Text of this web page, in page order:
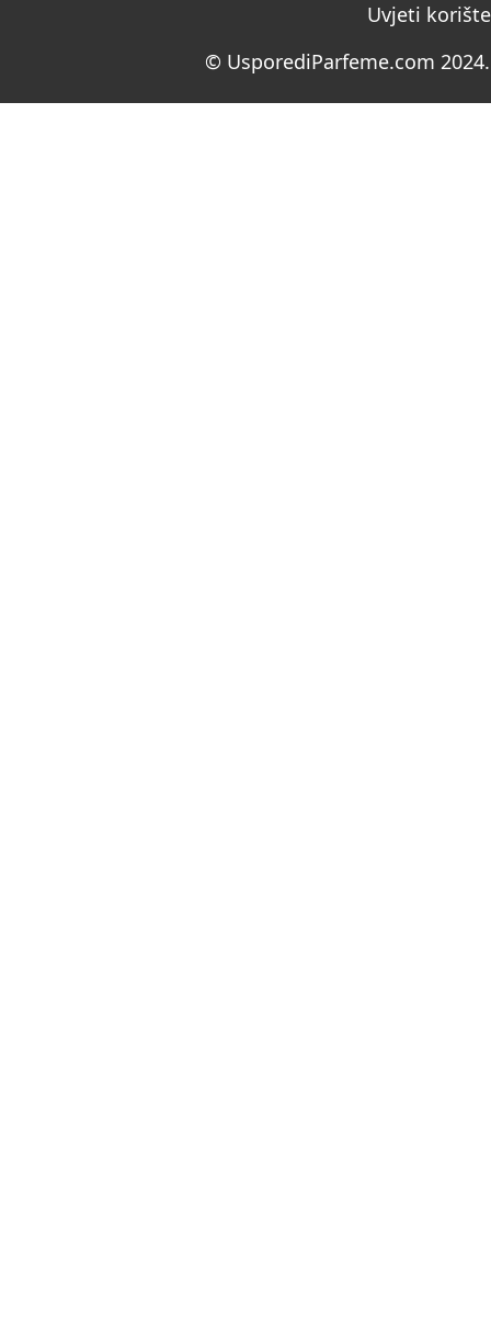
Uvjeti
© UsporediParfeme.com